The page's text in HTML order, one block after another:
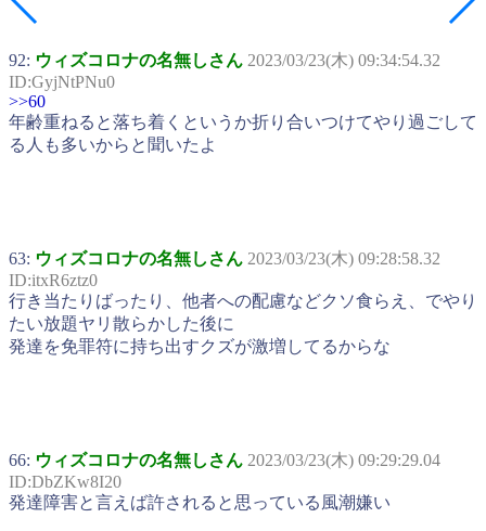
92: ウィズコロナの名無しさん 2023/03/23(木) 09:34:54.32
ID:GyjNtPNu0
>>60
年齢重ねると落ち着くというか折り合いつけてやり過ごして
る人も多いからと聞いたよ
63: ウィズコロナの名無しさん 2023/03/23(木) 09:28:58.32
ID:itxR6ztz0
行き当たりばったり、他者への配慮などクソ食らえ、でやり
たい放題ヤリ散らかした後に
発達を免罪符に持ち出すクズが激増してるからな
66: ウィズコロナの名無しさん 2023/03/23(木) 09:29:29.04
ID:DbZKw8I20
発達障害と言えば許されると思っている風潮嫌い